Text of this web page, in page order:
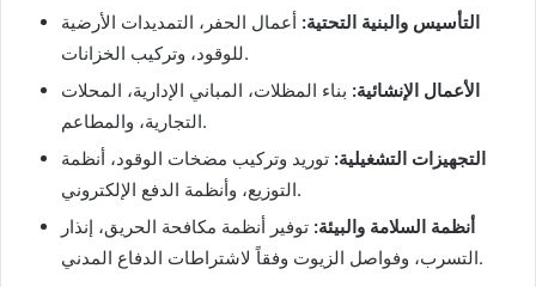
التأسيس والبنية التحتية: أعمال الحفر، التمديدات الأرضية
للوقود، وتركيب الخزانات.
الأعمال الإنشائية: بناء المظلات، المباني الإدارية، المحلات
التجارية، والمطاعم.
التجهيزات التشغيلية: توريد وتركيب مضخات الوقود، أنظمة
التوزيع، وأنظمة الدفع الإلكتروني.
أنظمة السلامة والبيئة: توفير أنظمة مكافحة الحريق، إنذار
التسرب، وفواصل الزيوت وفقاً لاشتراطات الدفاع المدني.